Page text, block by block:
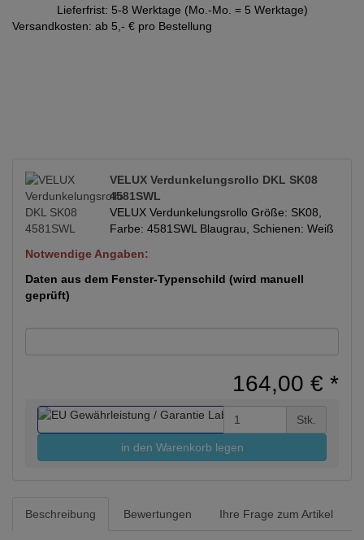
Lieferfrist: 5-8 Werktage (Mo.-Mo. = 5 Werktage)
Versandkosten: ab 5,- € pro Bestellung
VELUX Verdunkelungsrollo DKL SK08
4581SWL
VELUX Verdunkelungsrollo Größe: SK08,
Farbe: 4581SWL Blaugrau, Schienen: Weiß
Notwendige Angaben:
Daten aus dem Fenster-Typenschild (wird manuell
geprüft)
164,00 € *
Stk.
in den Warenkorb legen
Beschreibung Bewertungen Ihre Frage zum Artikel